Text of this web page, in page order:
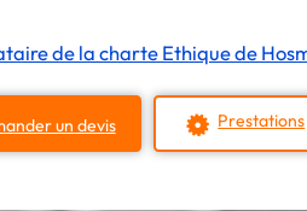
de la charte Ethique de
un devis Prestations